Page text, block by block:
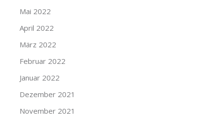
Mai 2022
April 2022
März 2022
Februar 2022
Januar 2022
Dezember 2021
November 2021